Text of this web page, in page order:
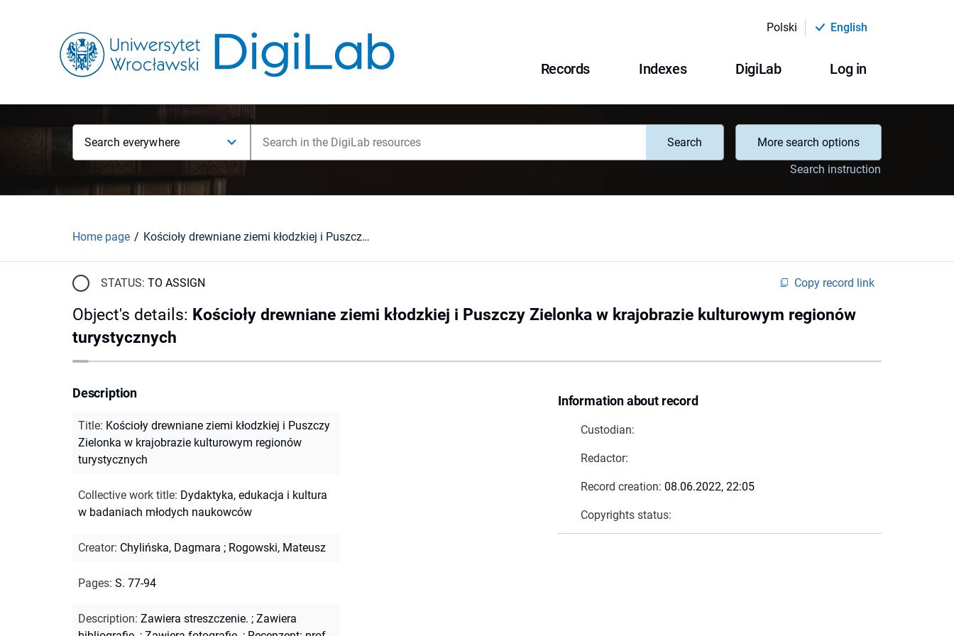
Polski English
Records Indexes DigiLab Log in
Search everywhere Search
More search options
Search instruction
Home page Kościoły drewniane ziemi kłodzkiej i Puszczy Zielonka w krajobrazie kulturowym regionów turystycznych
STATUS: TO ASSIGN Copy record link
Object's details: Kościoły drewniane ziemi kłodzkiej i Puszczy Zielonka w krajobrazie kulturowym regionów
turystycznych
Information about record
Custodian:
Redactor:
Record creation: 08.06.2022, 22:05
Copyrights status:
Description
Title: Kościoły drewniane ziemi kłodzkiej i Puszczy
Zielonka w krajobrazie kulturowym regionów
turystycznych
Collective work title: Dydaktyka, edukacja i kultura
w badaniach młodych naukowców
Creator: Chylińska, Dagmara ; Rogowski, Mateusz
Pages: S. 77-94
Description: Zawiera streszczenie. ; Zawiera